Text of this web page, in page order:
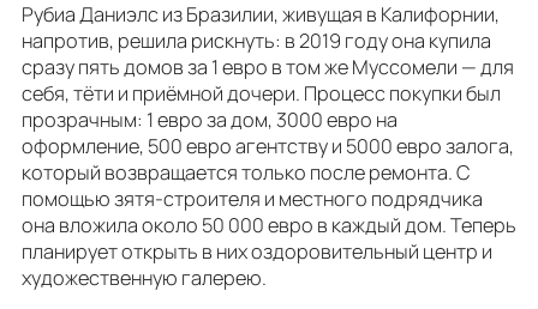
Рубиа Даниэлс из Бразилии, живущая в Калифорнии,
напротив, решила рискнуть: в 2019 году она купила
сразу пять домов за 1 евро в том же Муссомели — для
себя, тёти и приёмной дочери. Процесс покупки был
прозрачным: 1 евро за дом, 3000 евро на
оформление, 500 евро агентству и 5000 евро залога,
который возвращается только после ремонта. С
помощью зятя-строителя и местного подрядчика
она вложила около 50 000 евро в каждый дом. Теперь
планирует открыть в них оздоровительный центр и
художественную галерею.